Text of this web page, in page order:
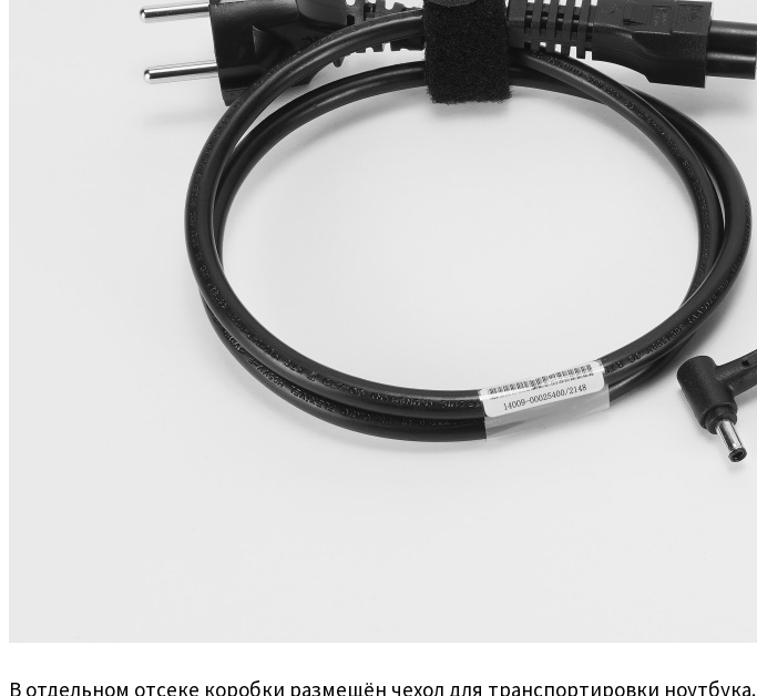
В отдельном отсеке коробки размещён чехол для транспортировки ноутбука.